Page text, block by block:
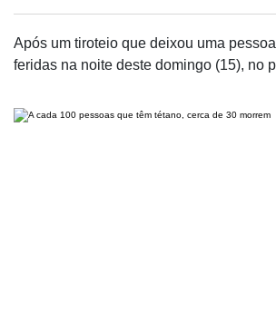
Após um tiroteio que deixou uma
feridas na noite deste domingo (15), no